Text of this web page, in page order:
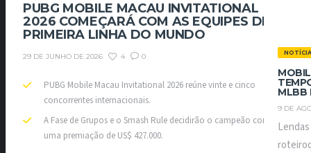
MLBB
9 DE
PUBG MOBILE MACAU INVITATIONAL
2026 COMEÇARÁ COM AS EQUIPES DE
PRIMEIRA LINHA DO MUNDO
29 DE JUNHO DE 2026 4 0
PUBG Mobile Macau Invitational 2026 reúne vinte e cinco
concorrentes internacionais.
A Fase de Grupos e o Smash Rule decidirão o campeão com
uma premiação de US$ 427.000.